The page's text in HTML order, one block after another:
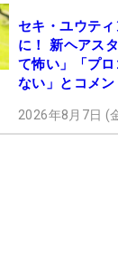
セキ・ユウテ
に！ 新ヘアス
て怖い」「プ
ない」とコメン
2026年8月7日 (